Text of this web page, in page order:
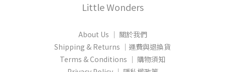
Little Wonders
About Us │ 關於我們
Shipping & Returns │運費與退換貨
Terms & Conditions │ 購物須知